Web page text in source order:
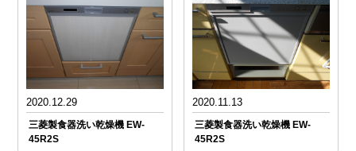
2020.12.29
三菱製食器洗い乾燥機 EW-
45R2S
2020.11.13
三菱製食器洗い乾燥機 EW-
45R2S